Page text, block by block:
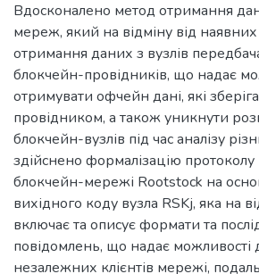
Вдосконалено метод отримання
мереж, який на відміну від наявних
отримання даних з вузлів
блокчейн-провідників, що надає
отримувати офчейн дані, які
провідником, а також уникнути
блокчейн-вузлів під час аналізу
здійснено формалізацію
блокчейн-мережі Rootstock на
вихідного коду вузла RSKj, яка на
включає та описує формати та
повідомлень, що надає можливості
незалежних клієнтів мережі,